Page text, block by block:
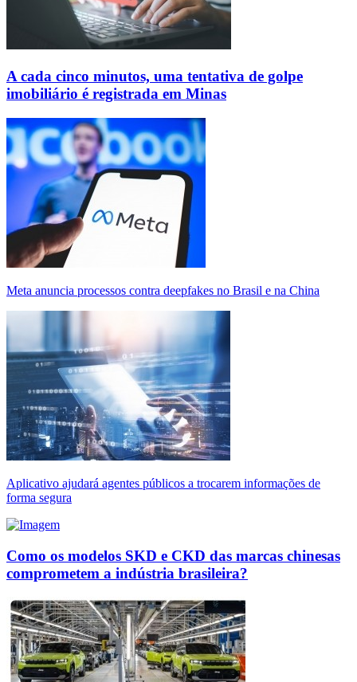
A cada cinco minutos, uma tentativa de golpe
imobiliário é registrada em Minas
Meta anuncia processos contra deepfakes no Brasil e na China
Aplicativo ajudará agentes públicos a trocarem informações de
forma segura
Como os modelos SKD e CKD das marcas chinesas
comprometem a indústria brasileira?